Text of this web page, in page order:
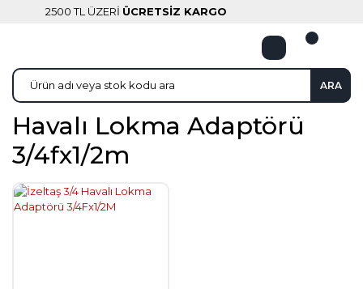
2500 TL ÜZERİ ÜCRETSİZ KARGO
ARA
Havalı Lokma Adaptörü
3/4fx1/2m